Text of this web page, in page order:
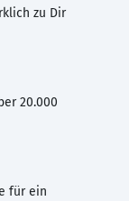
zu Dir
20.000
für ein